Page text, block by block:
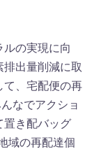
ルの実現に向
出量削減に取
て、宅配便の再
なでアクショ
置き配バッグ
域の再配達個